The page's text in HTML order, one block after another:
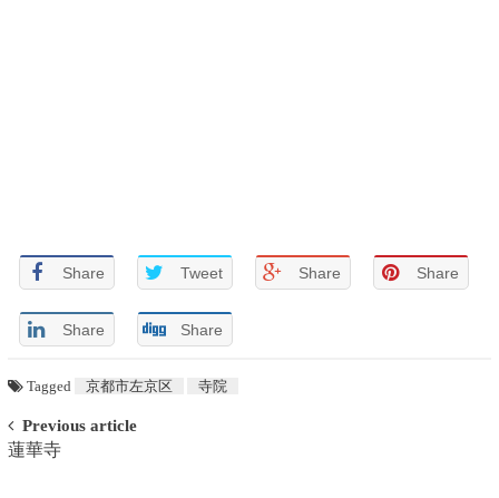
Share Tweet Share Share
Share Share
Tagged 京都市左京区 寺院
POST NAVIGATION
Previous article
蓮華寺